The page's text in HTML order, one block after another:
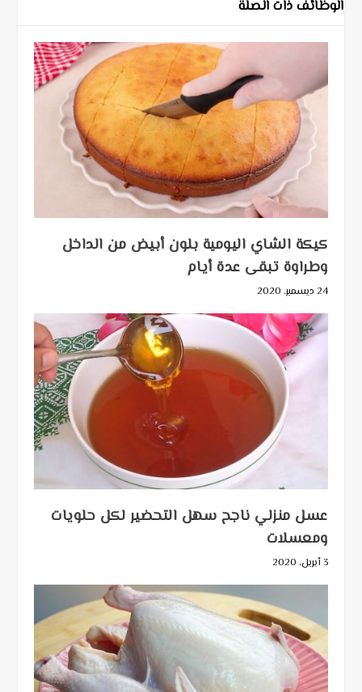
الوظائف ذات الصلة
كيكة الشاي اليومية بلون أبيض من الداخل
وطراوة تبقى عدة أيام
24 ديسمبر، 2020
عسل منزلي ناجح سهل التحضير لكل حلويات
ومعسلات
3 أبريل، 2020